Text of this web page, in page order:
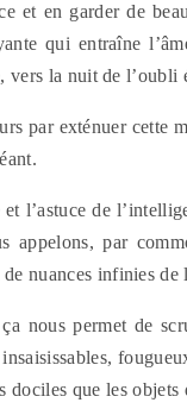
et en garder de
qui entraîne
vers la nuit de l’oubli
par exténuer cette
l’astuce de
appelons, par
nuances infinies
nous permet de
que les